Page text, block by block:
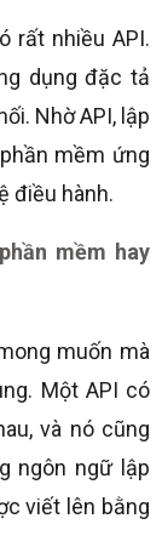
rất nhiều API.
dụng đặc tả
Nhờ API, lập
mềm ứng
điều hành.
mềm hay
muốn mà
Một API có
và nó cũng
ngôn ngữ lập
viết lên bằng